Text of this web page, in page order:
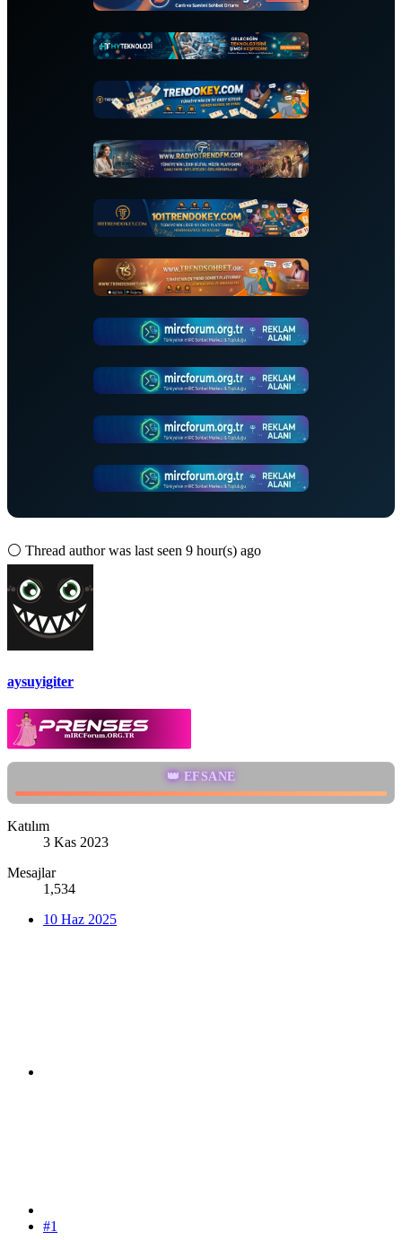
⚪ Thread author was last seen 9 hour(s) ago
aysuyigiter
👑 EFSANE
Katılım
3 Kas 2023
Mesajlar
1,534
10 Haz 2025
#1